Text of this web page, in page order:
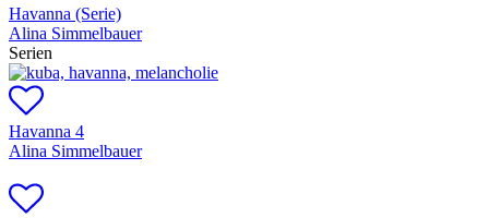
Havanna (Serie)
Alina Simmelbauer
Serien
Havanna 4
Alina Simmelbauer